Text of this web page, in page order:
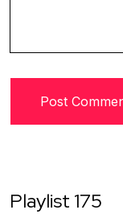
Playlist 175